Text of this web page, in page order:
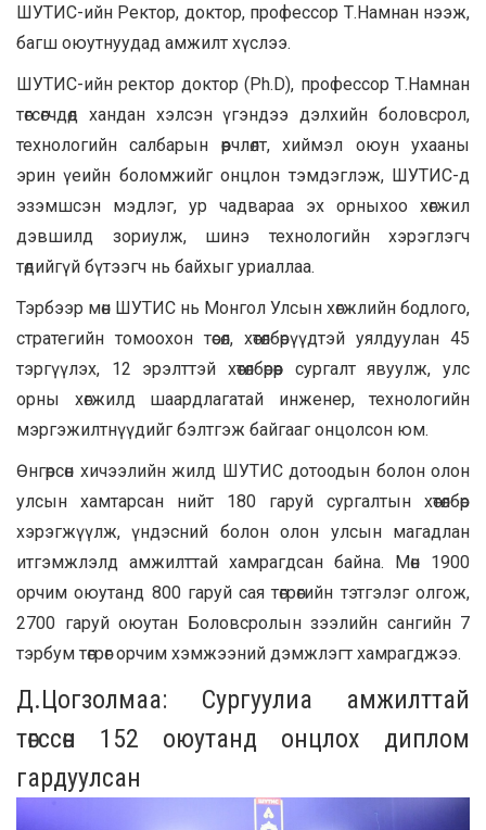
ШУТИС-ийн Ректор, доктор, профессор Т.Намнан нээж,
багш оюутнуудад амжилт хүслээ.
ШУТИС-ийн ректор доктор (Ph.D), профессор Т.Намнан
төгсөгчдөд хандан хэлсэн үгэндээ дэлхийн боловсрол,
технологийн салбарын өөрчлөлт, хиймэл оюун ухааны
эрин үеийн боломжийг онцлон тэмдэглэж, ШУТИС-д
эзэмшсэн мэдлэг, ур чадвараа эх орныхоо хөгжил
дэвшилд зориулж, шинэ технологийн хэрэглэгч
төдийгүй бүтээгч нь байхыг уриаллаа.
Тэрбээр мөн ШУТИС нь Монгол Улсын хөгжлийн бодлого,
стратегийн томоохон төсөл, хөтөлбөрүүдтэй уялдуулан 45
тэргүүлэх, 12 эрэлттэй хөтөлбөрөөр сургалт явуулж, улс
орны хөгжилд шаардлагатай инженер, технологийн
мэргэжилтнүүдийг бэлтгэж байгааг онцолсон юм.
Өнгөрсөн хичээлийн жилд ШУТИС дотоодын болон олон
улсын хамтарсан нийт 180 гаруй сургалтын хөтөлбөр
хэрэгжүүлж, үндэсний болон олон улсын магадлан
итгэмжлэлд амжилттай хамрагдсан байна. Мөн 1900
орчим оюутанд 800 гаруй сая төгрөгийн тэтгэлэг олгож,
2700 гаруй оюутан Боловсролын зээлийн сангийн 7
тэрбум төгрөг орчим хэмжээний дэмжлэгт хамрагджээ.
Д.Цогзолмаа: Сургуулиа амжилттай
төгссөн 152 оюутанд онцлох диплом
гардуулсан